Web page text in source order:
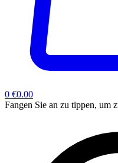
0 €0.00
Fangen Sie an zu tippen, um